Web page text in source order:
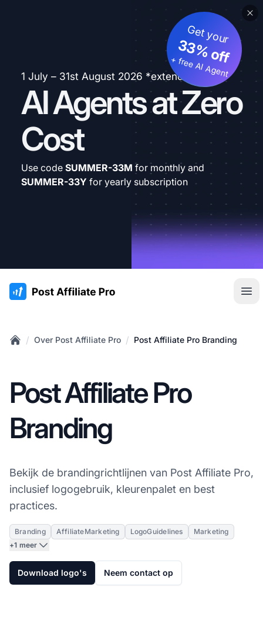
1 July – 31st August 2026 *extended
AI Agents at Zero
Cost
Get your
33% off
+ free AI Agent
Use code SUMMER-33M for monthly and
SUMMER-33Y for yearly subscription
:site.title
/ Over Post Affiliate Pro / Post Affiliate Pro Branding
Post Affiliate Pro
Branding
Bekijk de brandingrichtlijnen van Post Affiliate Pro,
inclusief logogebruik, kleurenpalet en best
practices.
Branding AffiliateMarketing LogoGuidelines
Marketing
+1 meer
Download logo's Neem contact op